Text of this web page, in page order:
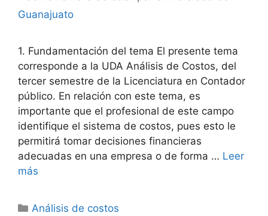
Guanajuato
1. Fundamentación del tema El presente tema
corresponde a la UDA Análisis de Costos, del
tercer semestre de la Licenciatura en Contador
público. En relación con este tema, es
importante que el profesional de este campo
identifique el sistema de costos, pues esto le
permitirá tomar decisiones financieras
adecuadas en una empresa o de forma … Leer
más
Categorías
Análisis de costos